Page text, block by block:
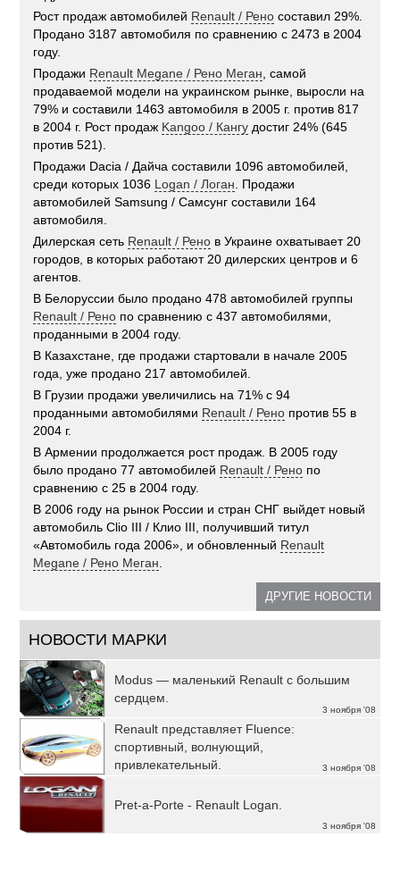
Рост продаж автомобилей Renault / Рено составил 29%.
Продано 3187 автомобиля по сравнению с 2473 в 2004
году.
Продажи Renault Megane / Рено Меган , самой
продаваемой модели на украинском рынке, выросли на
79% и составили 1463 автомобиля в 2005 г. против 817
в 2004 г. Рост продаж Kangoo / Кангу достиг 24% (645
против 521).
Продажи Dacia / Дайча составили 1096 автомобилей,
среди которых 1036 Logan / Логан . Продажи
автомобилей Samsung / Самсунг составили 164
автомобиля.
Дилерская сеть Renault / Рено в Украине охватывает 20
городов, в которых работают 20 дилерских центров и 6
агентов.
В Белоруссии было продано 478 автомобилей группы
Renault / Рено по сравнению с 437 автомобилями,
проданными в 2004 году.
В Казахстане, где продажи стартовали в начале 2005
года, уже продано 217 автомобилей.
В Грузии продажи увеличились на 71% с 94
проданными автомобилями Renault / Рено против 55 в
2004 г.
В Армении продолжается рост продаж. В 2005 году
было продано 77 автомобилей Renault / Рено по
сравнению с 25 в 2004 году.
В 2006 году на рынок России и стран СНГ выйдет новый
автомобиль Clio III / Клио III, получивший титул
«Автомобиль года 2006», и обновленный Renault
Megane / Рено Меган
ДРУГИЕ НОВОСТИ
НОВОСТИ МАРКИ
3 ноября '08
Modus — маленький Renault с большим
сердцем.
3 ноября '08
Renault представляет Fluence:
спортивный, волнующий,
привлекательный.
3 ноября '08
Pret-a-Porte - Renault Logan.